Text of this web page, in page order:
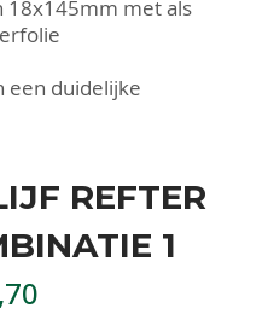
18x145mm met als
een duidelijke
REFTER
1